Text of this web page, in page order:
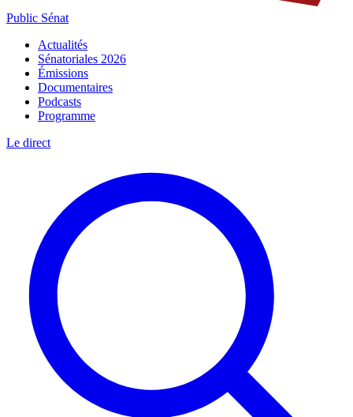
Public Sénat
Actualités
Sénatoriales 2026
Émissions
Documentaires
Podcasts
Programme
Le direct